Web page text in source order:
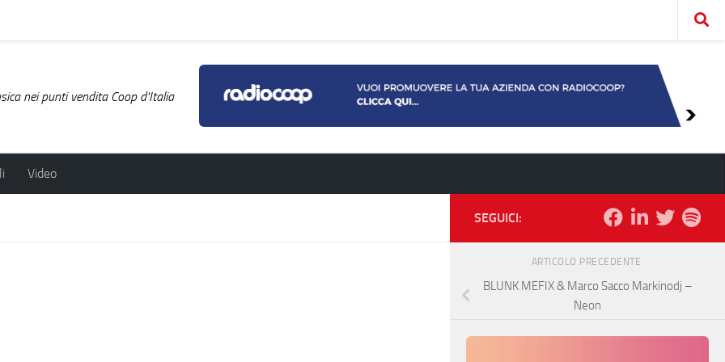
nei punti vendita Coop d'Italia
Video
SEGUICI:
ARTICOLO PRECEDENTE
BLUNK MEFIX & Marco Sacco Markinodj –
Neon